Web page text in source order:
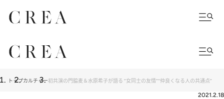
トップカルチャー初共演の門脇麦＆水原希子が語る “女同士の友情”“仲良くなる人の共通点”
2021.2.18